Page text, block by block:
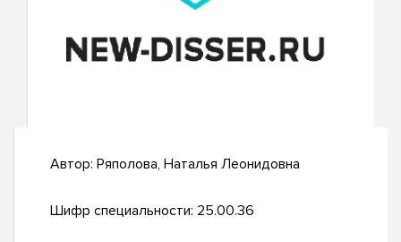
Автор: Ряполова, Наталья Леонидовна
Шифр специальности: 25.00.36